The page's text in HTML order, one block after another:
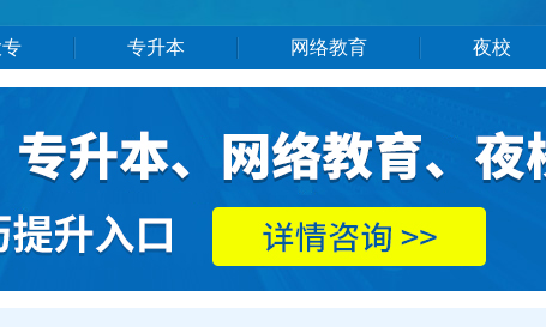
专升本 网络教育 夜校